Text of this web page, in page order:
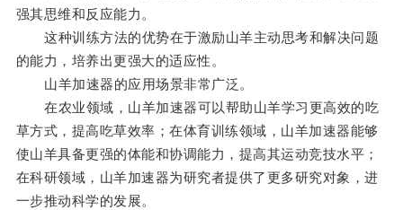
强其思维和反应能力。
这种训练方法的优势在于激励山羊主动思考和解决问题
的能力，培养出更强大的适应性。
山羊加速器的应用场景非常广泛。
在农业领域，山羊加速器可以帮助山羊学习更高效的吃
草方式，提高吃草效率；在体育训练领域，山羊加速器能够
使山羊具备更强的体能和协调能力，提高其运动竞技水平；
在科研领域，山羊加速器为研究者提供了更多研究对象，进
一步推动科学的发展。